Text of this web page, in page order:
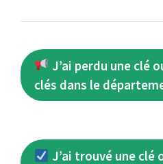
J’ai perdu une clé
clés dans le
J’ai trouvé une clé